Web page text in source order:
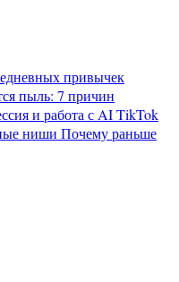
привычек
пыль: 7 причин
и работа с AITikTok
ниши Почему раньше